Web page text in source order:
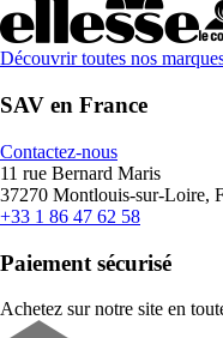
Découvrir toutes nos
SAV en France
Contactez-nous
11 rue Bernard Maris
37270 Montlouis-sur-Loire,
+33 1 86 47 62 58
Paiement sécurisé
Achetez sur notre site en